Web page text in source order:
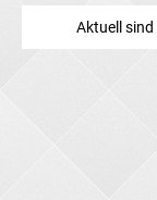
Aktuell sind